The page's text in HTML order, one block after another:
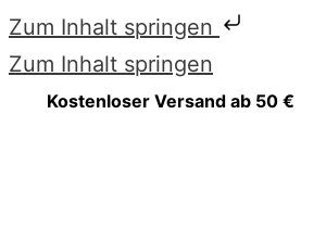
Zum Inhalt springen
Zum Inhalt springen
Kostenloser Versand ab 50 €